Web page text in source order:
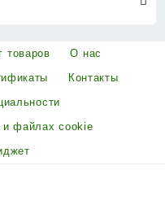
товаров
О нас
Контакты
и файлах cookie